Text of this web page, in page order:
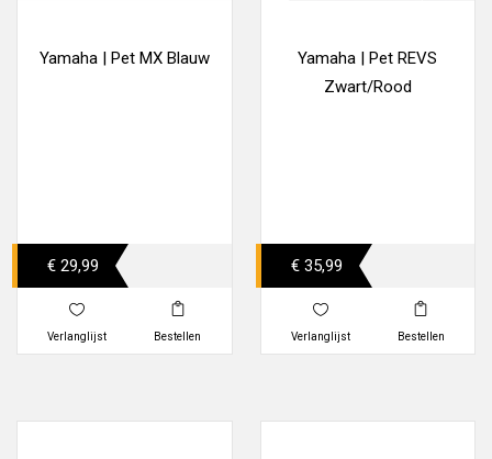
Yamaha | Pet MX Blauw
€ 29,99
Verlanglijst Bestellen
Yamaha | Pet REVS
Zwart/Rood
€ 35,99
Verlanglijst Bestellen